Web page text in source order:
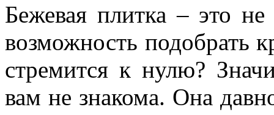
Бежевая плитка – это
возможность подобрать
стремится к нулю?
вам не знакома. Она